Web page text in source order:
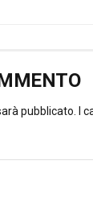
pubblicato. I